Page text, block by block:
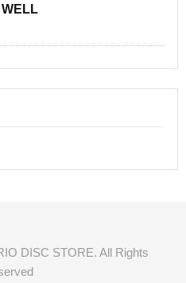
WELL
DISC STORE. All Rights